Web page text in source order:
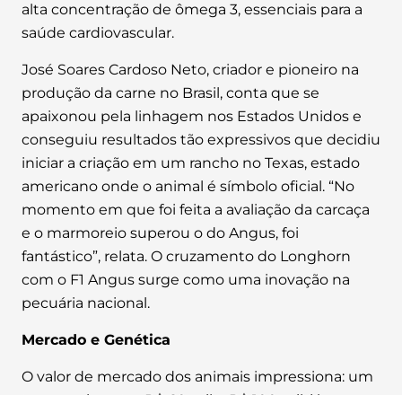
alta concentração de ômega 3, essenciais para a
saúde cardiovascular.
José Soares Cardoso Neto, criador e pioneiro na
produção da carne no Brasil, conta que se
apaixonou pela linhagem nos Estados Unidos e
conseguiu resultados tão expressivos que decidiu
iniciar a criação em um rancho no Texas, estado
americano onde o animal é símbolo oficial. “No
momento em que foi feita a avaliação da carcaça
e o marmoreio superou o do Angus, foi
fantástico”, relata. O cruzamento do Longhorn
com o F1 Angus surge como uma inovação na
pecuária nacional.
Mercado e Genética
O valor de mercado dos animais impressiona: um